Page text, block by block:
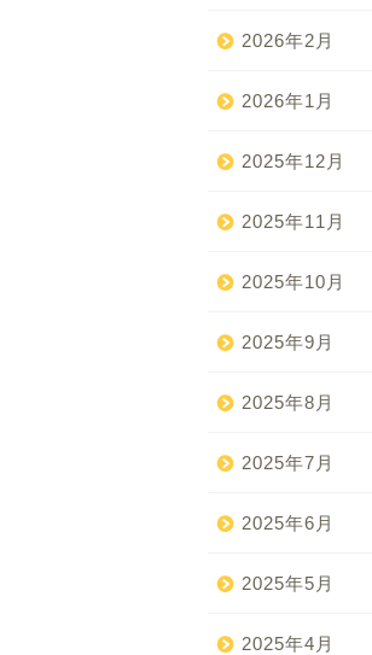
2026年2月
2026年1月
2025年12月
2025年11月
2025年10月
2025年9月
2025年8月
2025年7月
2025年6月
2025年5月
2025年4月